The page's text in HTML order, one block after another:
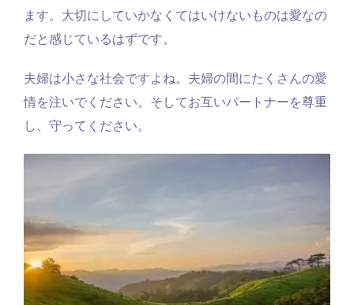
ます。大切にしていかなくてはいけないものは愛なの
だと感じているはずです。
夫婦は小さな社会ですよね。夫婦の間にたくさんの愛
情を注いでください。そしてお互いパートナーを尊重
し、守ってください。